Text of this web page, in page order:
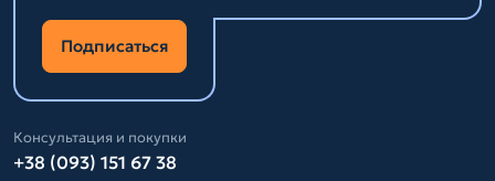
Подписаться
Консультация и покупки
+38 (093) 151 67 38